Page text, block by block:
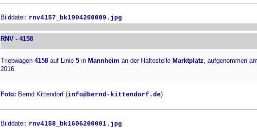
Bilddatei: rnv4157_bk1904260009.jpg
RNV - 4158
Triebwagen 4158 auf Linie 5 in Mannheim an der Haltestelle Marktplatz, aufgenommen
2016.
Foto: Bernd Kittendorf (info@bernd-kittendorf.de)
Bilddatei: rnv4158_bk1606200001.jpg